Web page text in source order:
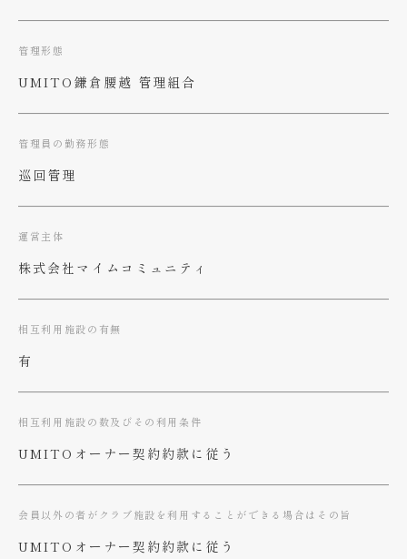
管理形態
UMITO鎌倉腰越 管理組合
管理員の勤務形態
巡回管理
運営主体
株式会社マイムコミュニティ
相互利用施設の有無
有
相互利用施設の数及びその利用条件
UMITOオーナー契約約款に従う
会員以外の者がクラブ施設を利用することができる場合はその旨
UMITOオーナー契約約款に従う